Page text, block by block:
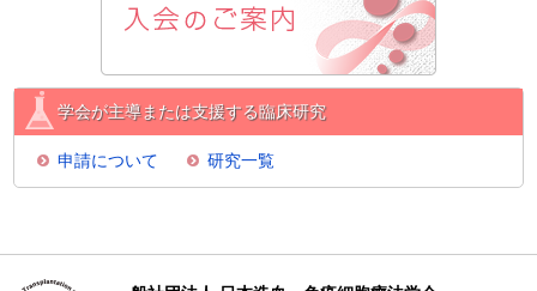
学会が主導または支援する臨床研究
申請について 研究一覧